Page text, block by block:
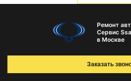
Ремонт
Сервис
в Москве
Заказать